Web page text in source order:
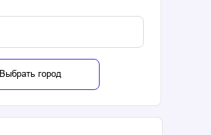
Выбрать город